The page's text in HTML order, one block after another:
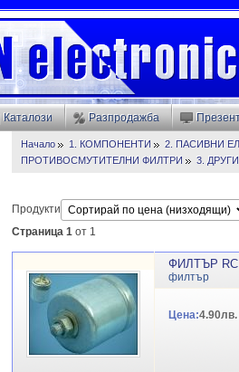
Каталози Разпродажба
Начало 1. КОМПОНЕНТИ
2. ПАСИВНИ
ПРОТИВОСМУТИТЕЛНИ ФИЛТРИ
3.
Продукти
Страница 1 от 1
ФИЛТЪР RC
филтър
Цена:4.90лв.